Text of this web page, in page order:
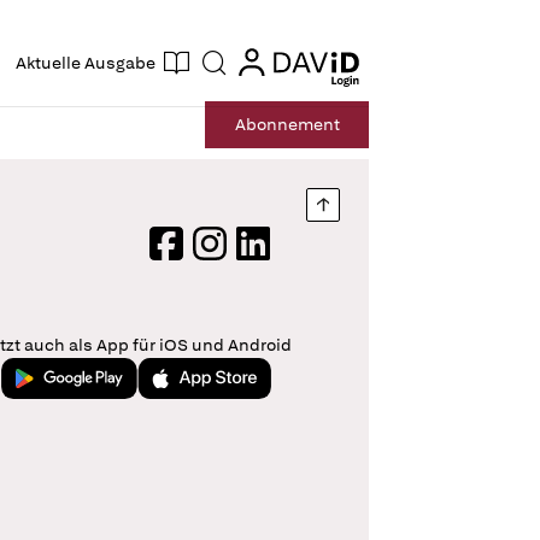
Aktuelle Ausgabe Suche login
login
Abonnement
Nach oben springen
FacebookInstagram
LinkedIn
auch als App für iOS und Android
Jetzt bei Google PlayLaden im App Store